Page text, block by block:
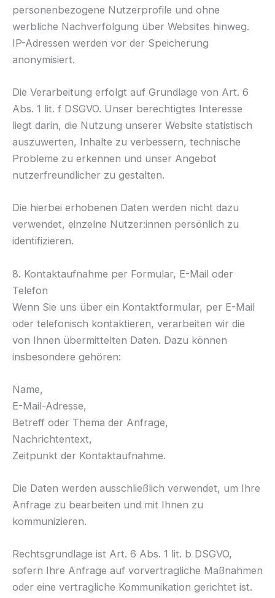
personenbezogene Nutzerprofile und ohne
werbliche Nachverfolgung über Websites hinweg.
IP-Adressen werden vor der Speicherung
anonymisiert.
Die Verarbeitung erfolgt auf Grundlage von Art. 6
Abs. 1 lit. f DSGVO. Unser berechtigtes Interesse
liegt darin, die Nutzung unserer Website statistisch
auszuwerten, Inhalte zu verbessern, technische
Probleme zu erkennen und unser Angebot
nutzerfreundlicher zu gestalten.
Die hierbei erhobenen Daten werden nicht dazu
verwendet, einzelne Nutzer:innen persönlich zu
identifizieren.
8. Kontaktaufnahme per Formular, E-Mail oder
Telefon
Wenn Sie uns über ein Kontaktformular, per E-Mail
oder telefonisch kontaktieren, verarbeiten wir die
von Ihnen übermittelten Daten. Dazu können
insbesondere gehören:
Name,
E-Mail-Adresse,
Betreff oder Thema der Anfrage,
Nachrichtentext,
Zeitpunkt der Kontaktaufnahme.
Die Daten werden ausschließlich verwendet, um Ihre
Anfrage zu bearbeiten und mit Ihnen zu
kommunizieren.
Rechtsgrundlage ist Art. 6 Abs. 1 lit. b DSGVO,
sofern Ihre Anfrage auf vorvertragliche Maßnahmen
oder eine vertragliche Kommunikation gerichtet ist.